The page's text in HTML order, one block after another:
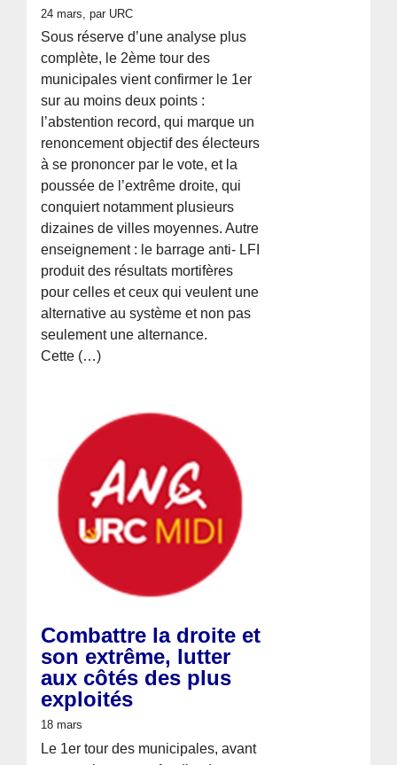
24 mars , par URC
Sous réserve d’une analyse plus
complète, le 2ème tour des
municipales vient confirmer le 1er
sur au moins deux points :
l’abstention record, qui marque un
renoncement objectif des électeurs
à se prononcer par le vote, et la
poussée de l’extrême droite, qui
conquiert notamment plusieurs
dizaines de villes moyennes. Autre
enseignement : le barrage anti- LFI
produit des résultats mortifères
pour celles et ceux qui veulent une
alternative au système et non pas
seulement une alternance.
Cette (…)
Combattre la droite et
son extrême, lutter
aux côtés des plus
exploités
18 mars
Le 1er tour des municipales, avant